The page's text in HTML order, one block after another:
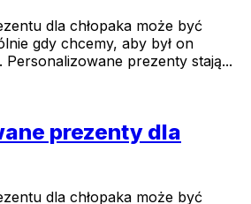
dla chłopaka może być
gdy chcemy, aby był on
prezenty stają...
prezenty dla
dla chłopaka może być